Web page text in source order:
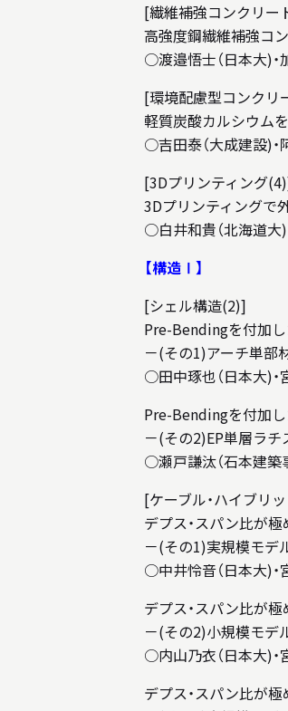
[繊維補強コンクリー
高強度鋼繊維補強コ
○渡邉悟士（日本大)・
[環境配慮型コンクリ
軽質炭酸カルシウム
○吉田泰（大成建設)・
[3Dプリンティング
3Dプリンティングで
○白井和貴（北海道大)
【構造Ⅰ】
[シェル構造(2)]
Pre-Bendingを付加
－(その1)アーチ単部
○田中琢也（日本大)・
Pre-Bendingを付加
－(その2)EP単層ラ
○瀬戸謙汰（石本建築
[ケーブル・ハイブリ
デプス・スパン比が
－(その1)実規模モデ
○中井怜音（日本大)・
デプス・スパン比が
－(その2)小規模モデ
○内山乃衣（日本大)・
デプス・スパン比が